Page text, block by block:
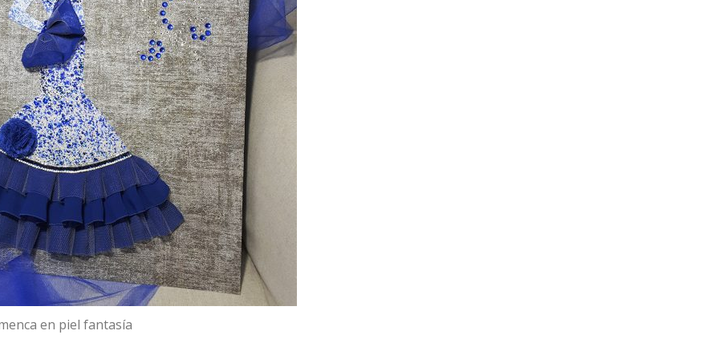
en piel fantasía